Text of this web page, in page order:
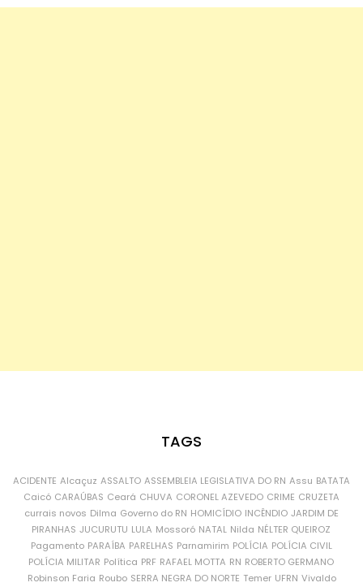
TAGS
ACIDENTE Alcaçuz ASSALTO ASSEMBLEIA LEGISLATIVA DO RN Assu BATATA
Caicó CARAÚBAS Ceará CHUVA CORONEL AZEVEDO CRIME CRUZETA
currais novos Dilma Governo do RN HOMICÍDIO INCÊNDIO JARDIM DE
PIRANHAS JUCURUTU LULA Mossoró NATAL Nilda NÉLTER QUEIROZ
Pagamento PARAÍBA PARELHAS Parnamirim POLÍCIA POLÍCIA CIVIL
POLÍCIA MILITAR Política PRF RAFAEL MOTTA RN ROBERTO GERMANO
Robinson Faria Roubo SERRA NEGRA DO NORTE Temer UFRN Vivaldo